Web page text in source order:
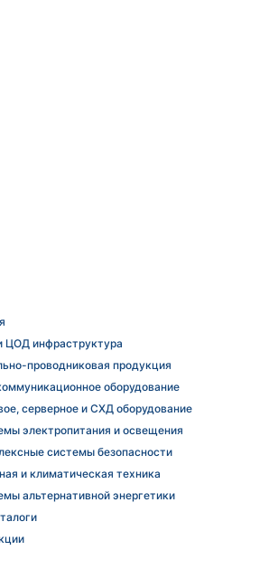
ЦОД инфраструктура
проводниковая продукция
оборудование
серверное и СХД оборудование
электропитания и освещения
системы безопасности
и климатическая техника
альтернативной энергетики